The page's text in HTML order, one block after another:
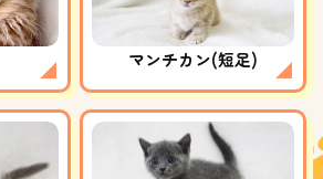
マンチカン(短足)